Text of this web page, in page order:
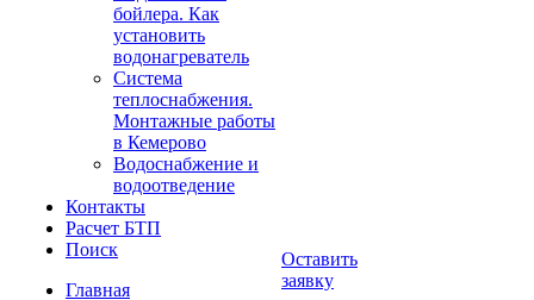
бойлера. Как
установить
водонагреватель
Система
теплоснабжения.
Монтажные работы
в Кемерово
Водоснабжение и
водоотведение
Контакты
Расчет БТП
Поиск
Главная
Оставить
заявку